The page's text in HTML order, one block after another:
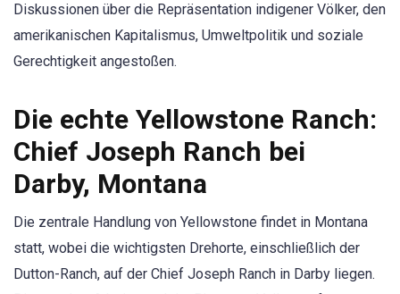
Diskussionen über die Repräsentation indigener Völker, den
amerikanischen Kapitalismus, Umweltpolitik und soziale
Gerechtigkeit angestoßen.
Die echte Yellowstone Ranch:
Chief Joseph Ranch bei
Darby, Montana
Die zentrale Handlung von Yellowstone findet in Montana
statt, wobei die wichtigsten Drehorte, einschließlich der
Dutton-Ranch, auf der Chief Joseph Ranch in Darby liegen.